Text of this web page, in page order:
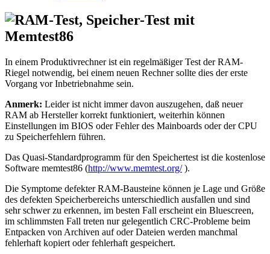
RAM-Test, Speicher-Test mit
Memtest86
In einem Produktivrechner ist ein regelmäßiger Test der RAM-
Riegel notwendig, bei einem neuen Rechner sollte dies der erste
Vorgang vor Inbetriebnahme sein.
Anmerk: Leider ist nicht immer davon auszugehen, daß neuer
RAM ab Hersteller korrekt funktioniert, weiterhin können
Einstellungen im BIOS oder Fehler des Mainboards oder der CPU
zu Speicherfehlern führen.
Das Quasi-Standardprogramm für den Speichertest ist die kostenlose
Software memtest86 (http://www.memtest.org/).
Die Symptome defekter RAM-Bausteine können je Lage und Größe
des defekten Speicherbereichs unterschiedlich ausfallen und sind
sehr schwer zu erkennen, im besten Fall erscheint ein Bluescreen,
im schlimmsten Fall treten nur gelegentlich CRC-Probleme beim
Entpacken von Archiven auf oder Dateien werden manchmal
fehlerhaft kopiert oder fehlerhaft gespeichert.